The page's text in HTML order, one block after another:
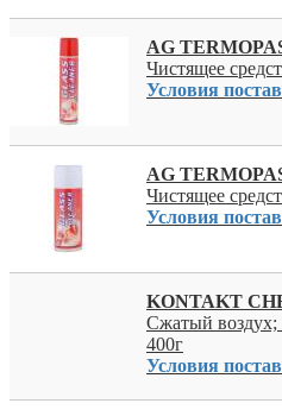
AG
Чистящее
Условия
AG
Чистящее
Условия
KONTAKT
Сжатый воздух;
400г
Условия